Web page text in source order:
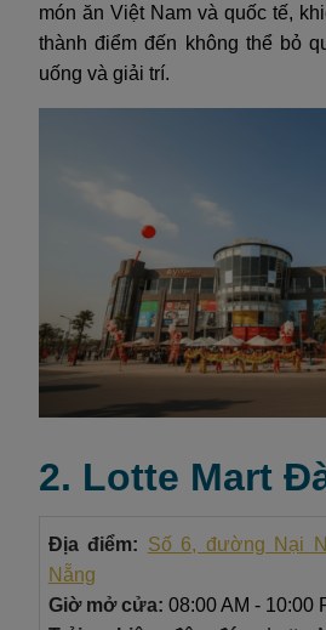
món ăn Việt Nam và quốc tế,
thành điểm đến không thể bỏ
uống và giải trí.
2. Lotte Mart
Địa điểm: Số 6, đường Nại
Nẵng
Giờ mở cửa: 08:00 AM - 10:00